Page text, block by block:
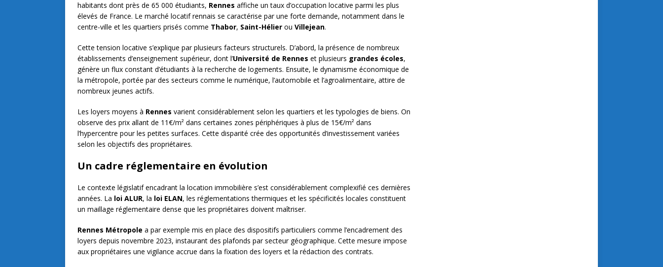
habitants dont près de 65 000 étudiants, Rennes affiche un taux d’occupation locative parmi les plus
élevés de France. Le marché locatif rennais se caractérise par une forte demande, notamment dans le
centre-ville et les quartiers prisés comme Thabor, Saint-Hélier ou Villejean.
Cette tension locative s’explique par plusieurs facteurs structurels. D’abord, la présence de nombreux
établissements d’enseignement supérieur, dont l’Université de Rennes et plusieurs grandes écoles,
génère un flux constant d’étudiants à la recherche de logements. Ensuite, le dynamisme économique de
la métropole, portée par des secteurs comme le numérique, l’automobile et l’agroalimentaire, attire de
nombreux jeunes actifs.
Les loyers moyens à Rennes varient considérablement selon les quartiers et les typologies de biens. On
observe des prix allant de 11€/m² dans certaines zones périphériques à plus de 15€/m² dans
l’hypercentre pour les petites surfaces. Cette disparité crée des opportunités d’investissement variées
selon les objectifs des propriétaires.
Un cadre réglementaire en évolution
Le contexte législatif encadrant la location immobilière s’est considérablement complexifié ces dernières
années. La loi ALUR, la loi ELAN, les réglementations thermiques et les spécificités locales constituent
un maillage réglementaire dense que les propriétaires doivent maîtriser.
Rennes Métropole a par exemple mis en place des dispositifs particuliers comme l’encadrement des
loyers depuis novembre 2023, instaurant des plafonds par secteur géographique. Cette mesure impose
aux propriétaires une vigilance accrue dans la fixation des loyers et la rédaction des contrats.